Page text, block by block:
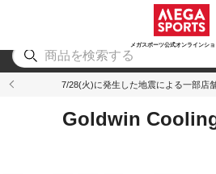
メガスポーツ公式オンラインシ
アウトドア
7/28(火)に発生した地震による一部店
Goldwin